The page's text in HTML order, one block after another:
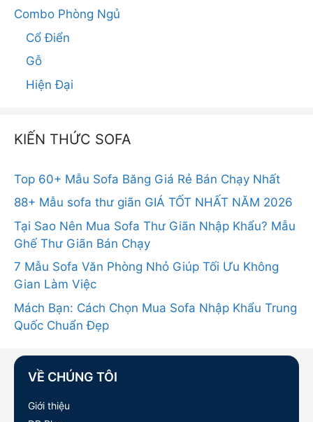
Combo Phòng Ngủ
Cổ Điển
Gỗ
Hiện Đại
KIẾN THỨC SOFA
Top 60+ Mẫu Sofa Băng Giá Rẻ Bán Chạy Nhất
88+ Mẫu sofa thư giãn GIÁ TỐT NHẤT NĂM 2026
Tại Sao Nên Mua Sofa Thư Giãn Nhập Khẩu? Mẫu
Ghế Thư Giãn Bán Chạy
7 Mẫu Sofa Văn Phòng Nhỏ Giúp Tối Ưu Không
Gian Làm Việc
Mách Bạn: Cách Chọn Mua Sofa Nhập Khẩu Trung
Quốc Chuẩn Đẹp
VỀ CHÚNG TÔI
Giới thiệu